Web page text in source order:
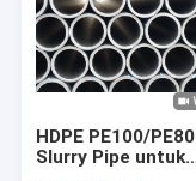
HDPE PE100/PE80
Slurry Pipe untuk